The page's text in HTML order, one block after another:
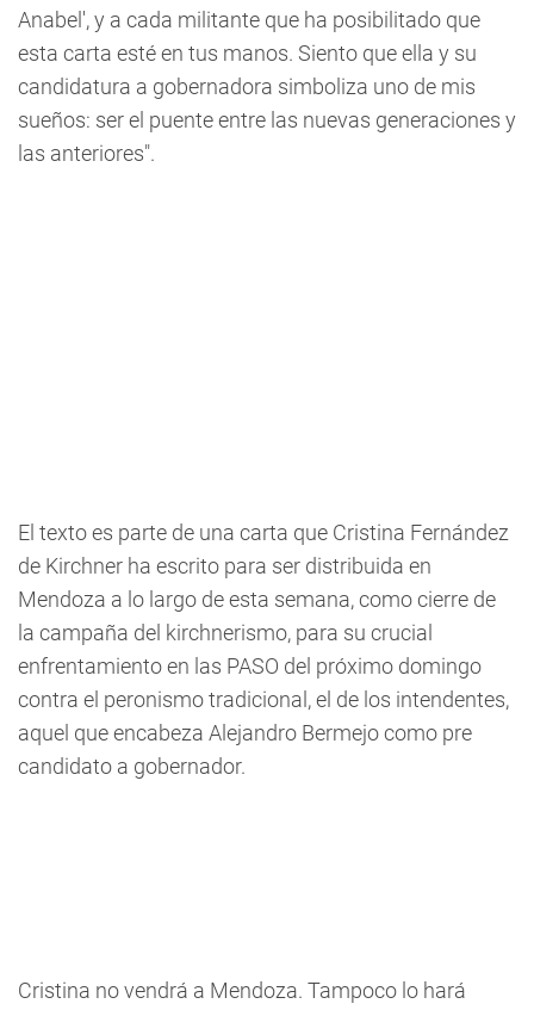
Anabel', y a cada militante que ha posibilitado que
esta carta esté en tus manos. Siento que ella y su
candidatura a gobernadora simboliza uno de mis
sueños: ser el puente entre las nuevas generaciones y
las anteriores".
El texto es parte de una carta que Cristina Fernández
de Kirchner ha escrito para ser distribuida en
Mendoza a lo largo de esta semana, como cierre de
la campaña del kirchnerismo, para su crucial
enfrentamiento en las PASO del próximo domingo
contra el peronismo tradicional, el de los intendentes,
aquel que encabeza Alejandro Bermejo como pre
candidato a gobernador.
Cristina no vendrá a Mendoza. Tampoco lo hará